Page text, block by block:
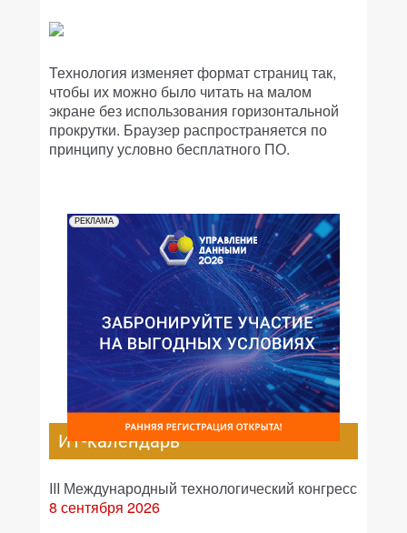
Технология изменяет формат страниц так,
чтобы их можно было читать на малом
экране без использования горизонтальной
прокрутки. Браузер распространяется по
принципу условно бесплатного ПО.
РЕКЛАМА
ИТ-календарь
III Международный технологический конгресс
8 сентября 2026